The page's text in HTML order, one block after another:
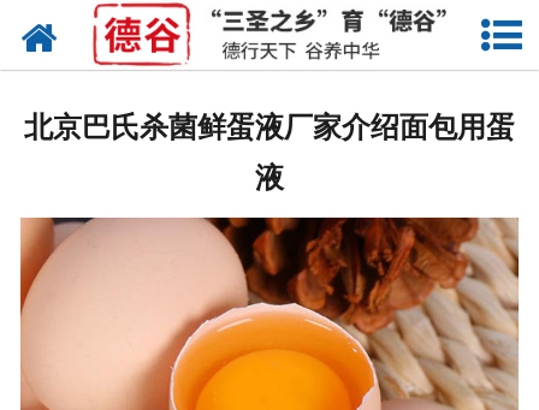
网站首页
卤蛋
产品中心
新闻中心
走进德谷
北京巴氏杀菌鲜蛋液厂家介绍面包用蛋
液